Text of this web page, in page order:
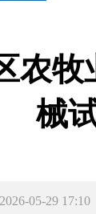
农
械
2026-05-29